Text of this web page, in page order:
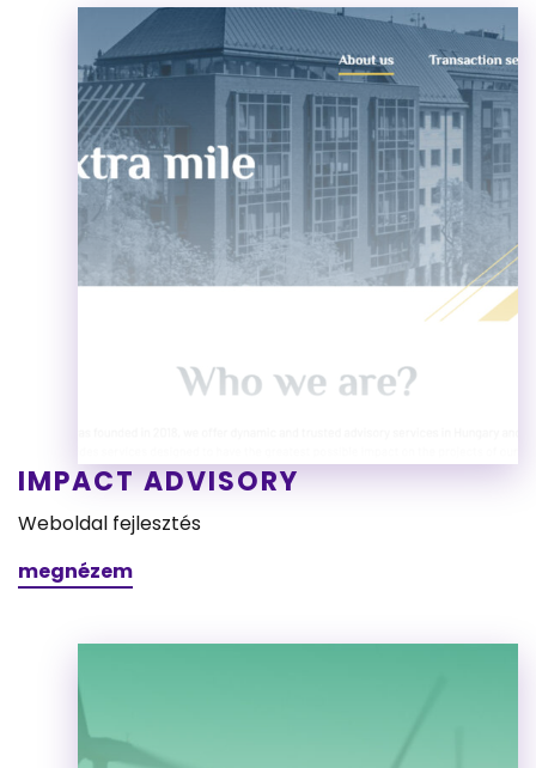
IMPACT ADVISORY
Weboldal fejlesztés
megnézem